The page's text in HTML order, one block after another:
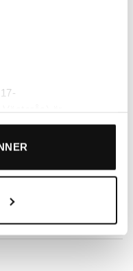
och lagring av dina
behövs för att vår
som gör det
cookies och för
Diego mängd